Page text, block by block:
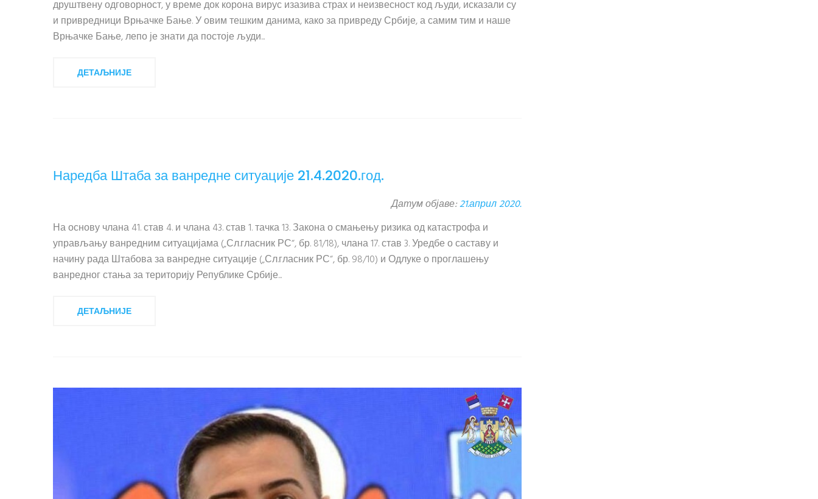
друштвену одговорност, у време док корона вирус изазива страх и неизвесност код људи, исказали су
и привредници Врњачке Бање. У овим тешким данима, како за привреду Србије, а самим тим и наше
Врњачке Бање, лепо је знати да постоје људи...
ДЕТАЉНИЈЕ
Наредба Штаба за ванредне ситуације 21.4.2020.год.
Датум објаве:21.април 2020.
На основу члана 41. став 4. и члана 43. став 1. тачка 13. Закона о смањењу ризика од катастрофа и
управљању ванредним ситуацијама („Сл.гласник РС“, бр. 81/18), члана 17. став 3. Уредбе о саставу и
начину рада Штабова за ванредне ситуације („Сл.гласник РС“, бр. 98/10) и Одлуке о проглашењу
ванредног стања за територију Републике Србије...
ДЕТАЉНИЈЕ